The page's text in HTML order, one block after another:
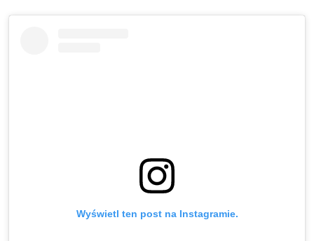
Wyświetl ten post na Instagramie.